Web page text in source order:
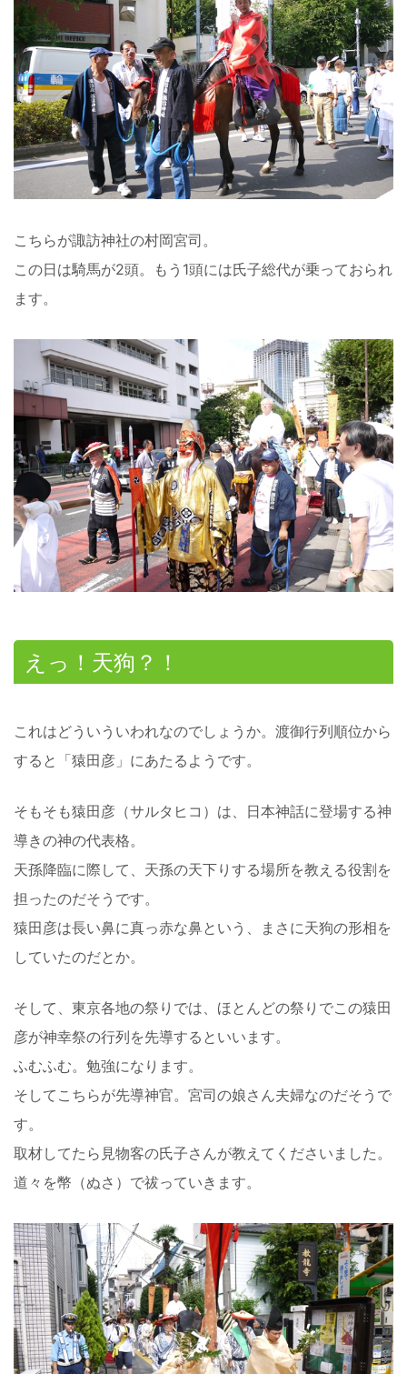
こちらが諏訪神社の村岡宮司。
この日は騎馬が2頭。もう1頭には氏子総代が乗っておられ
ます。
えっ！天狗？！
これはどういういわれなのでしょうか。渡御行列順位から
すると「猿田彦」にあたるようです。
そもそも猿田彦（サルタヒコ）は、日本神話に登場する神
導きの神の代表格。
天孫降臨に際して、天孫の天下りする場所を教える役割を
担ったのだそうです。
猿田彦は長い鼻に真っ赤な鼻という、まさに天狗の形相を
していたのだとか。
そして、東京各地の祭りでは、ほとんどの祭りでこの猿田
彦が神幸祭の行列を先導するといいます。
ふむふむ。勉強になります。
そしてこちらが先導神官。宮司の娘さん夫婦なのだそうで
す。
取材してたら見物客の氏子さんが教えてくださいました。
道々を幣（ぬさ）で祓っていきます。